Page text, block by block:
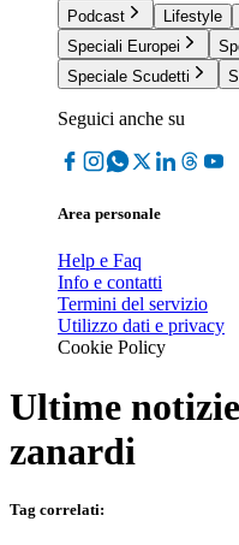
Podcast
Lifestyle
Speciali Europei
Speciale Scudetti
Seguici anche su
Area personale
Help e Faq
Info e contatti
Termini del servizio
Utilizzo dati e privacy
Cookie Policy
Ultime
zanardi
Tag correlati: